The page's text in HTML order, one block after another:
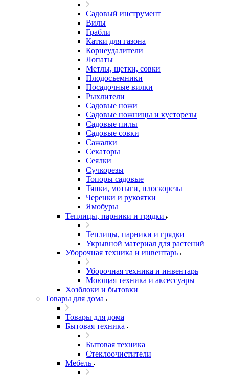
Садовый инструмент
Вилы
Грабли
Катки для газона
Корнеудалители
Лопаты
Метлы, щетки, совки
Плодосъемники
Посадочные вилки
Рыхлители
Садовые ножи
Садовые ножницы и кусторезы
Садовые пилы
Садовые совки
Сажалки
Секаторы
Сеялки
Сучкорезы
Топоры садовые
Тяпки, мотыги, плоскорезы
Черенки и рукоятки
Ямобуры
Теплицы, парники и грядки
Теплицы, парники и грядки
Укрывной материал для растений
Уборочная техника и инвентарь
Уборочная техника и инвентарь
Моющая техника и аксессуары
Хозблоки и бытовки
Товары для дома
Товары для дома
Бытовая техника
Бытовая техника
Стеклоочистители
Мебель